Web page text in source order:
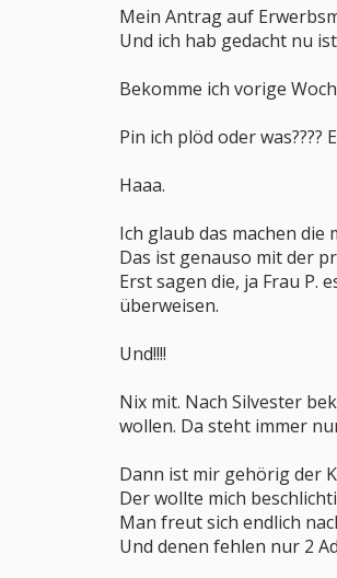
Mein Antrag auf
Und ich hab gedacht nu
Bekomme ich vorige
Pin ich plöd oder was????
Haaa.
Ich glaub das machen die
Das ist genauso mit der
Erst sagen die, ja Frau P.
überweisen.
Und!!!!
Nix mit. Nach Silvester
wollen. Da steht immer
Dann ist mir gehörig der
Der wollte mich
Man freut sich endlich
Und denen fehlen nur 2